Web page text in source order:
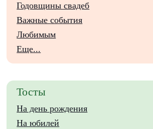
Годовщины свадеб
Важные события
Любимым
Еще...
Тосты
На день рождения
На юбилей